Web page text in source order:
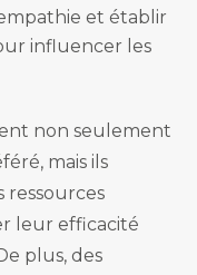
et établir
influencer les
non seulement
mais ils
ressources
leur efficacité
plus, des